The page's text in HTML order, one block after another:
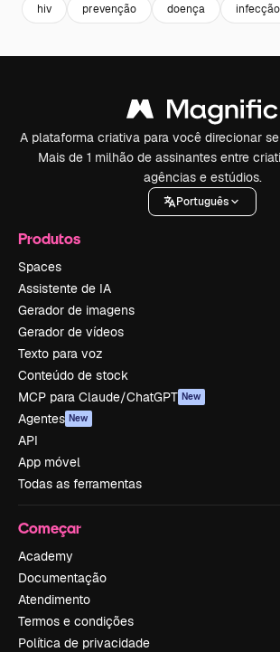
hiv prevenção doença infecção
A plataforma criativa para você direcionar
Mais de 1 milhão de assinantes entre
agências e estúdios.
Português
Produtos
Spaces
Assistente de IA
Gerador de imagens
Gerador de vídeos
Texto para voz
Conteúdo de stock
MCP para Claude/ChatGPT New
Agentes New
API
App móvel
Todas as ferramentas
Começar
Academy
Documentação
Atendimento
Termos e condições
Política de privacidade